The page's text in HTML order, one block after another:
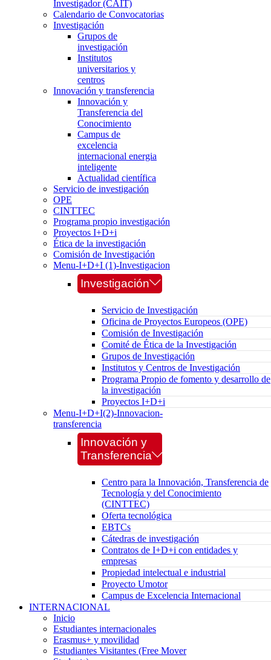
Investigador (CAIT)
Calendario de Convocatorias
Investigación
Grupos de
investigación
Institutos
universitarios y
centros
Innovación y transferencia
Innovación y
Transferencia del
Conocimiento
Campus de
excelencia
internacional energia
inteligente
Actualidad científica
Servicio de investigación
OPE
CINTTEC
Programa propio investigación
Proyectos I+D+i
Ética de la investigación
Comisión de Investigación
Menu-I+D+I (1)-Investigacion
Investigación
Servicio de Investigación
Oficina de Proyectos Europeos (OPE)
Comisión de Investigación
Comité de Ética de la Investigación
Grupos de Investigación
Institutos y Centros de Investigación
Programa Propio de fomento y desarrollo de
la investigación
Proyectos I+D+i
Menu-I+D+I(2)-Innovacion-
transferencia
Innovación y
Transferencia
Centro para la Innovación, Transferencia de
Tecnología y del Conocimiento
(CINTTEC)
Oferta tecnológica
EBTCs
Cátedras de investigación
Contratos de I+D+i con entidades y
empresas
Propiedad intelectual e industrial
Proyecto Umotor
Campus de Excelencia Internacional
INTERNACIONAL
Inicio
Estudiantes internacionales
Erasmus+ y movilidad
Estudiantes Visitantes (Free Mover